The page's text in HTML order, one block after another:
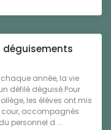
déguisements
année, la vie
défilé déguisé.Pour
les élèves ont mis
accompagnés
personnel d ...